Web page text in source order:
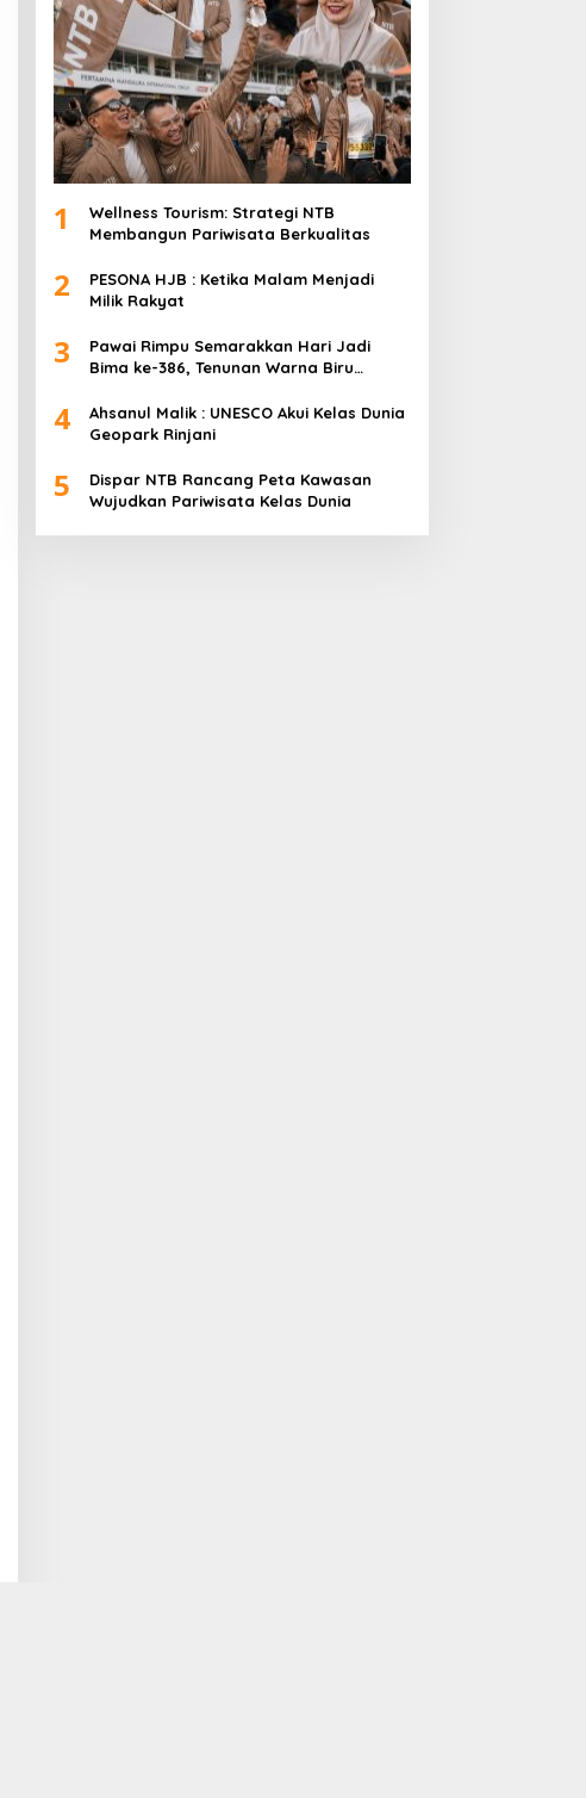
1
Wellness Tourism: Strategi NTB
Membangun Pariwisata Berkualitas
2
PESONA HJB : Ketika Malam Menjadi
Milik Rakyat
3
Pawai Rimpu Semarakkan Hari Jadi
Bima ke-386, Tenunan Warna Biru
4
Ahsanul Malik : UNESCO Akui Kelas Dunia
Geopark Rinjani
5
Dispar NTB Rancang Peta Kawasan
Wujudkan Pariwisata Kelas Dunia